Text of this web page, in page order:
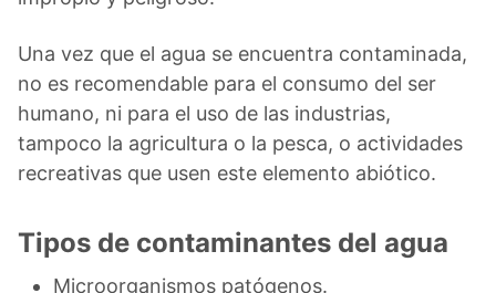
Una vez que el agua se encuentra contaminada,
no es recomendable para el consumo del ser
humano, ni para el uso de las industrias,
tampoco la agricultura o la pesca, o actividades
recreativas que usen este elemento abiótico.
Tipos de contaminantes del agua
Microorganismos patógenos.